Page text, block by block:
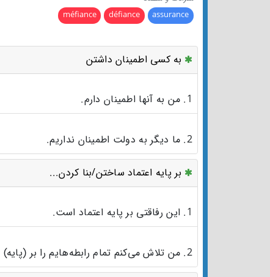
assurance
défiance
méfiance
به کسی اطمینان داشتن
1. من به آنها اطمینان دارم.
2. ما دیگر به دولت اطمینان نداریم.
بر پایه اعتماد ساختن/بنا کردن...
1. این رفاقتی بر پایه اعتماد است.
2. من تلاش می‌کنم تمام رابطه‌هایم را بر (پایه‌) اعتماد بنا کنم.